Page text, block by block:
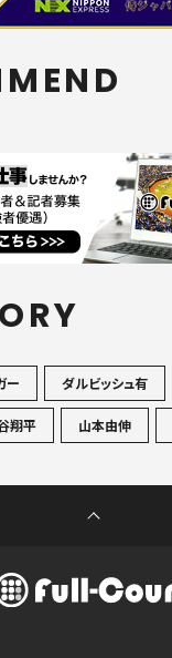
ー
ダルビッシュ有
翔平 山本由伸